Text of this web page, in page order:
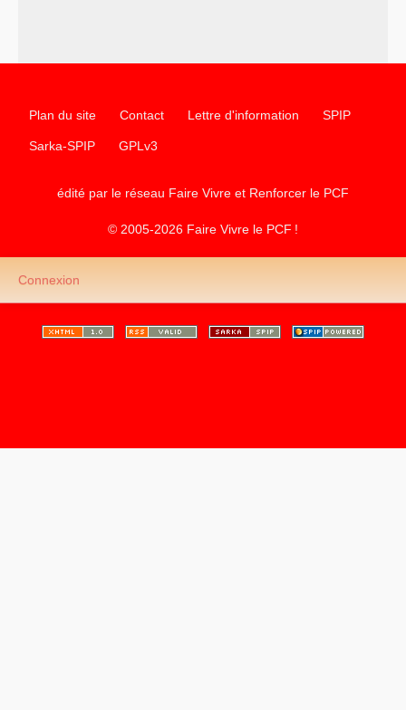
Plan du site Contact Lettre d'information SPIP
Sarka-SPIP GPLv3
édité par le réseau Faire Vivre et Renforcer le PCF
© 2005-2026 Faire Vivre le PCF !
Connexion